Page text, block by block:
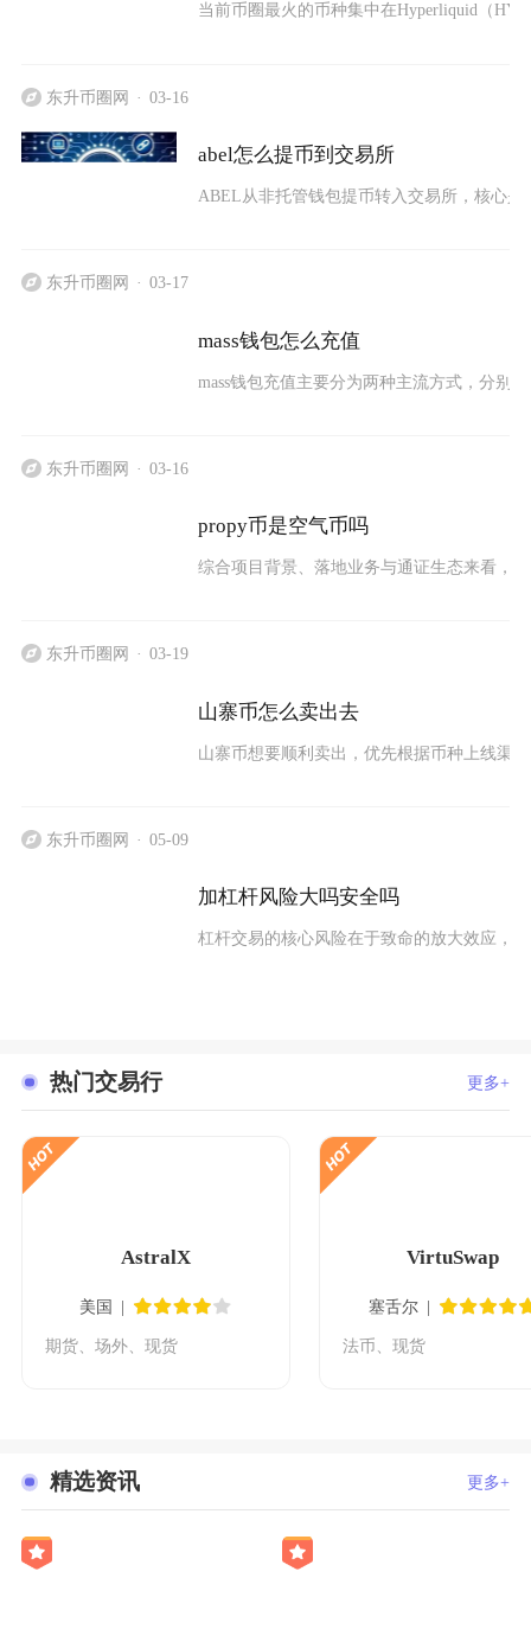
当前币圈最火的币种集中在Hyperliquid（
东升币圈网 03-16
abel怎么提币到交易所
ABEL从非托管钱包提币转入交易所，核心
东升币圈网 03-17
mass钱包怎么充值
mass钱包充值主要分为两种主流方式，分别
东升币圈网 03-16
propy币是空气币吗
综合项目背景、落地业务与通证生态来看，
东升币圈网 03-19
山寨币怎么卖出去
山寨币想要顺利卖出，优先根据币种上线渠
东升币圈网 05-09
加杠杆风险大吗安全吗
杠杆交易的核心风险在于致命的放大效应，
热门交易行 更多+
AstralX
美国
期货、场外、现货
VirtuSwap
塞舌尔
法币、现货
精选资讯 更多+